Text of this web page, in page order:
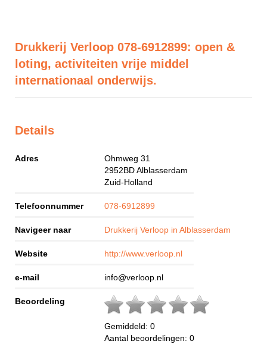
Drukkerij Verloop 078-6912899: open &
loting, activiteiten vrije middel
internationaal onderwijs.
Details
Adres
Ohmweg 31
2952BDAlblasserdam
Zuid-Holland
Telefoonnummer 078-6912899
Navigeer naar Drukkerij Verloop in Alblasserdam
Website http://www.verloop.nl
e-mail info@verloop.nl
Beoordeling
Gemiddeld: 0
Aantal beoordelingen: 0